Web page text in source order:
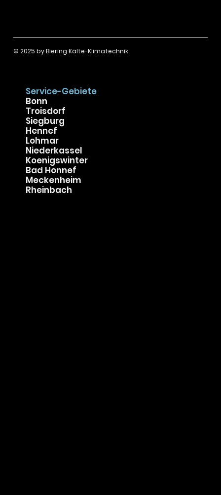
Service-Gebiete
Bonn
Troisdorf
Siegburg
Hennef
Lohmar
Niederkassel
Koenigswinter
Bad Honnef
Meckenheim
Rheinbach
© 2025 byBiering Kälte-Klimatechnik